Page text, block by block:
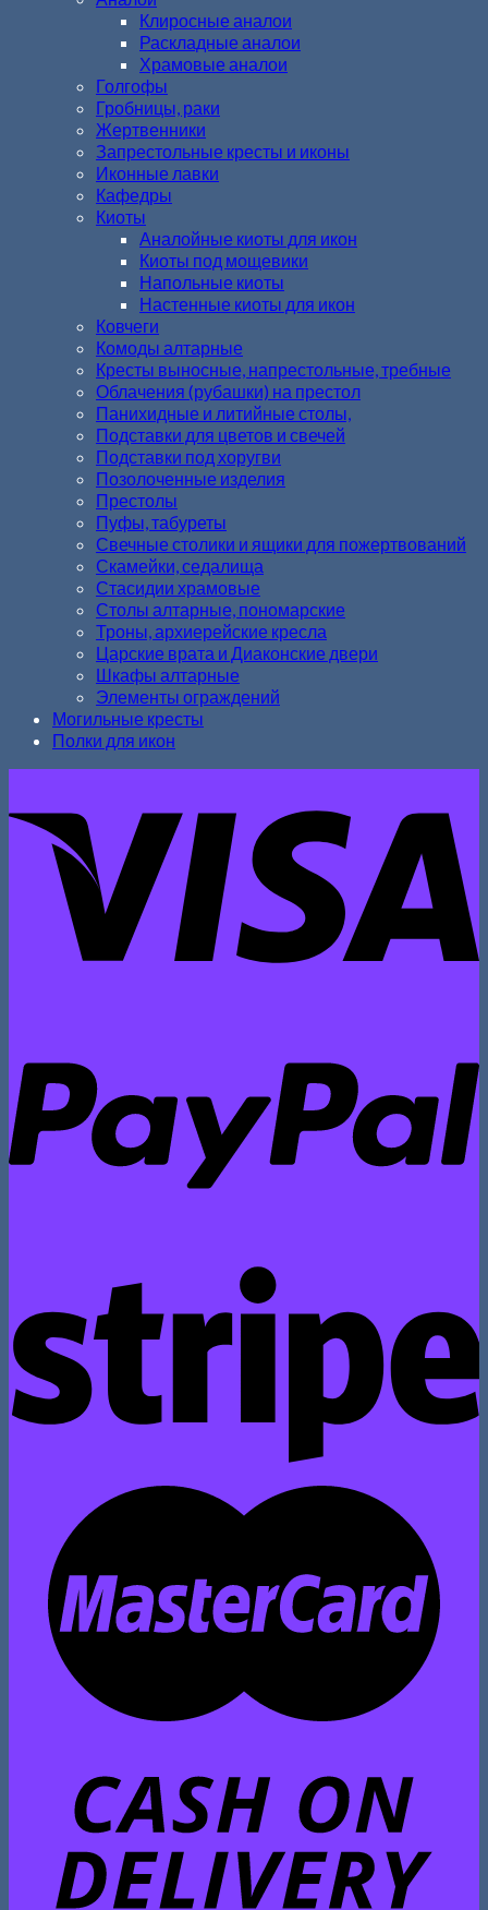
Клиросные аналои
Раскладные аналои
Храмовые аналои
Голгофы
Гробницы, раки
Жертвенники
Запрестольные кресты и иконы
Иконные лавки
Кафедры
Киоты
Аналойные киоты для икон
Киоты под мощевики
Напольные киоты
Настенные киоты для икон
Ковчеги
Комоды алтарные
Кресты выносные, напрестольные, требные
Облачения (рубашки) на престол
Панихидные и литийные столы,
Подставки для цветов и свечей
Подставки под хоругви
Позолоченные изделия
Престолы
Пуфы, табуреты
Свечные столики и ящики для пожертвований
Скамейки, седалища
Стасидии храмовые
Столы алтарные, пономарские
Троны, архиерейские кресла
Царские врата и Диаконские двери
Шкафы алтарные
Элементы ограждений
Могильные кресты
Полки для икон